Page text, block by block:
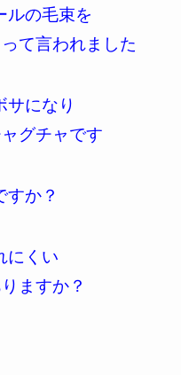
ルの毛束を
て言われました
サになり
グチャです
すか？
にくい
ますか？